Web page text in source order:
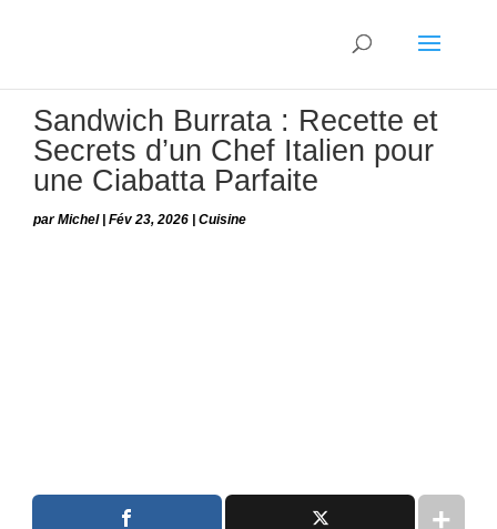
Sandwich Burrata : Recette et
Secrets d’un Chef Italien pour
une Ciabatta Parfaite
parMichel| Fév 23, 2026 Cuisine